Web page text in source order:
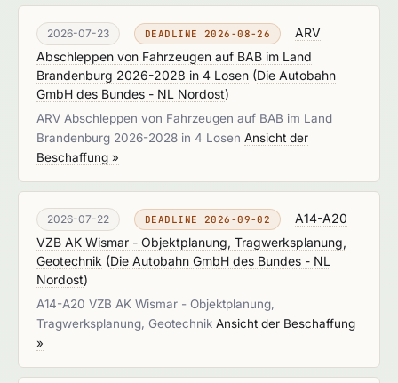
2026-07-23 DEADLINE 2026-08-26
ARV
Abschleppen von Fahrzeugen auf BAB im Land
Brandenburg 2026-2028 in 4 Losen (Die Autobahn
GmbH des Bundes - NL Nordost)
ARV Abschleppen von Fahrzeugen auf BAB im Land
Brandenburg 2026-2028 in 4 Losen Ansicht der
Beschaffung »
2026-07-22 DEADLINE 2026-09-02
A14-A20
VZB AK Wismar - Objektplanung, Tragwerksplanung,
Geotechnik (Die Autobahn GmbH des Bundes - NL
Nordost)
A14-A20 VZB AK Wismar - Objektplanung,
Tragwerksplanung, Geotechnik Ansicht der Beschaffung
»